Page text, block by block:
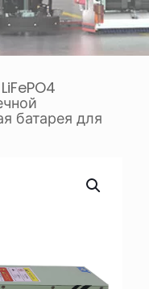
LiFePO4
батарея для